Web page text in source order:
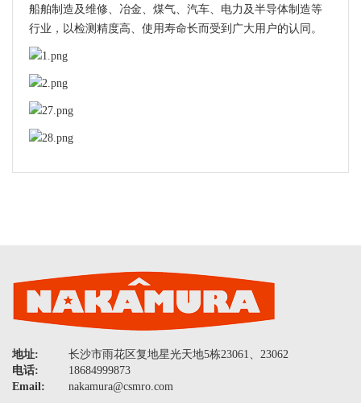
船舶制造及维修、冶金、煤气、汽车、电力及半导体制造等
行业，以检测精度高、使用寿命长而受到广大用户的认同。
地址:
长沙市雨花区复地星光天地5栋23061、23062
电话:
18684999873
Email:
nakamura@csmro.com